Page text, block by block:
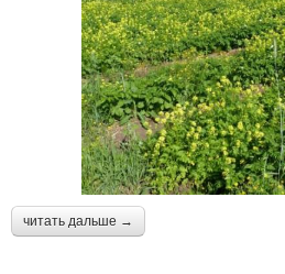
читать дальше →